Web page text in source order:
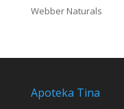
Webber Naturals
Apoteka Tina